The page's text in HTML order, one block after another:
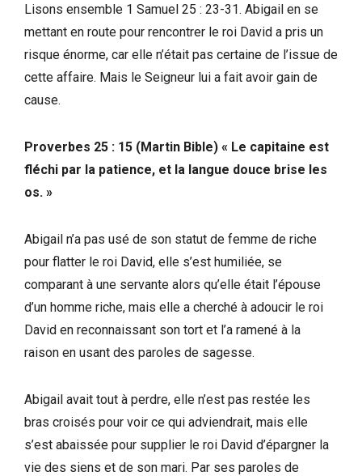
Lisons ensemble 1 Samuel 25 : 23-31. Abigail en se
mettant en route pour rencontrer le roi David a pris un
risque énorme, car elle n’était pas certaine de l’issue de
cette affaire. Mais le Seigneur lui a fait avoir gain de
cause.
Proverbes 25 : 15 (Martin Bible) « Le capitaine est
fléchi par la patience, et la langue douce brise les
os. »
Abigail n’a pas usé de son statut de femme de riche
pour flatter le roi David, elle s’est humiliée, se
comparant à une servante alors qu’elle était l’épouse
d’un homme riche, mais elle a cherché à adoucir le roi
David en reconnaissant son tort et l’a ramené à la
raison en usant des paroles de sagesse.
Abigail avait tout à perdre, elle n’est pas restée les
bras croisés pour voir ce qui adviendrait, mais elle
s’est abaissée pour supplier le roi David d’épargner la
vie des siens et de son mari. Par ses paroles de